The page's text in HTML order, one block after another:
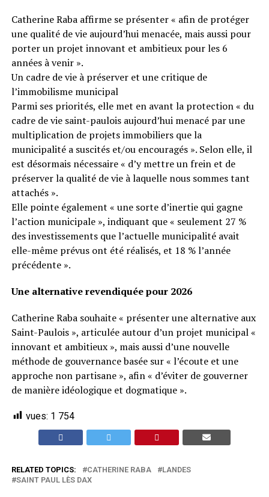
Catherine Raba affirme se présenter « afin de protéger
une qualité de vie aujourd’hui menacée, mais aussi pour
porter un projet innovant et ambitieux pour les 6
années à venir ».
Un cadre de vie à préserver et une critique de
l’immobilisme municipal
Parmi ses priorités, elle met en avant la protection « du
cadre de vie saint-paulois aujourd’hui menacé par une
multiplication de projets immobiliers que la
municipalité a suscités et/ou encouragés ». Selon elle, il
est désormais nécessaire « d’y mettre un frein et de
préserver la qualité de vie à laquelle nous sommes tant
attachés ».
Elle pointe également « une sorte d’inertie qui gagne
l’action municipale », indiquant que « seulement 27 %
des investissements que l’actuelle municipalité avait
elle-même prévus ont été réalisés, et 18 % l’année
précédente ».
Une alternative revendiquée pour 2026
Catherine Raba souhaite « présenter une alternative aux
Saint-Paulois », articulée autour d’un projet municipal «
innovant et ambitieux », mais aussi d’une nouvelle
méthode de gouvernance basée sur « l’écoute et une
approche non partisane », afin « d’éviter de gouverner
de manière idéologique et dogmatique ».
vues: 1 754
RELATED TOPICS: CATHERINE RABA
LANDES
SAINT PAUL LÈS DAX